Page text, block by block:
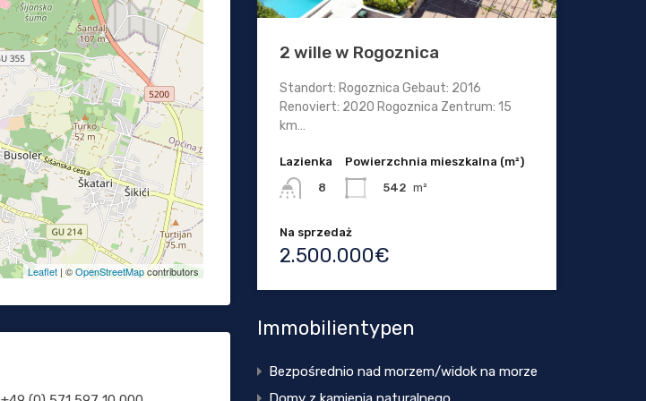
Leaflet| ©OpenStreetMapcontributors
2 wille w Rogoznica
Standort: Rogoznica Gebaut: 2016
Renoviert: 2020 Rogoznica Zentrum: 15
km…
Lazienka
8
Powierzchnia mieszkalna (m²)
542 m²
Na sprzedaż
2.500.000€
Immobilientypen
Bezpośrednio nad morzem/widok na morze